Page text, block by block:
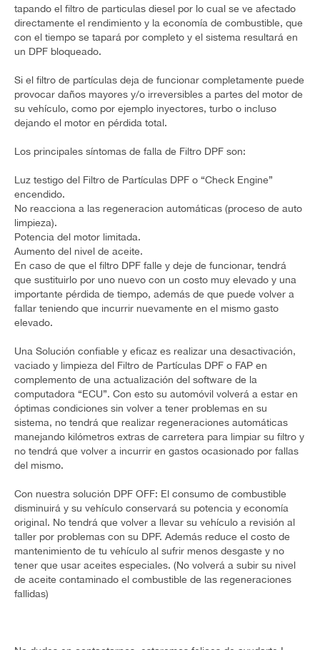
tapando el filtro de particulas diesel por lo cual se ve afectado
directamente el rendimiento y la economía de combustible, que
con el tiempo se tapará por completo y el sistema resultará en
un DPF bloqueado.
Si el filtro de partículas deja de funcionar completamente puede
provocar daños mayores y/o irreversibles a partes del motor de
su vehículo, como por ejemplo inyectores, turbo o incluso
dejando el motor en pérdida total.
Los principales síntomas de falla de Filtro DPF son:
Luz testigo del Filtro de Partículas DPF o “Check Engine”
encendido.
No reacciona a las regeneracion automáticas (proceso de auto
limpieza).
Potencia del motor limitada.
Aumento del nivel de aceite.
En caso de que el filtro DPF falle y deje de funcionar, tendrá
que sustituirlo por uno nuevo con un costo muy elevado y una
importante pérdida de tiempo, además de que puede volver a
fallar teniendo que incurrir nuevamente en el mismo gasto
elevado.
Una Solución confiable y eficaz es realizar una desactivación,
vaciado y limpieza del Filtro de Partículas DPF o FAP en
complemento de una actualización del software de la
computadora “ECU”. Con esto su automóvil volverá a estar en
óptimas condiciones sin volver a tener problemas en su
sistema, no tendrá que realizar regeneraciones automáticas
manejando kilómetros extras de carretera para limpiar su filtro y
no tendrá que volver a incurrir en gastos ocasionado por fallas
del mismo.
Con nuestra solución DPF OFF: El consumo de combustible
disminuirá y su vehículo conservará su potencia y economía
original. No tendrá que volver a llevar su vehículo a revisión al
taller por problemas con su DPF. Además reduce el costo de
mantenimiento de tu vehículo al sufrir menos desgaste y no
tener que usar aceites especiales. (No volverá a subir su nivel
de aceite contaminado el combustible de las regeneraciones
fallidas)